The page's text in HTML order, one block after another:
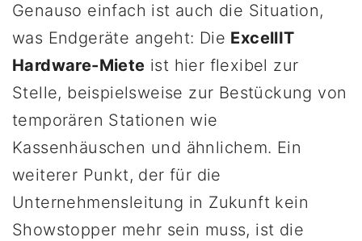
Genauso einfach ist auch die Situation,
was Endgeräte angeht: Die ExcellIT
Hardware-Miete ist hier flexibel zur
Stelle, beispielsweise zur Bestückung von
temporären Stationen wie
Kassenhäuschen und ähnlichem. Ein
weiterer Punkt, der für die
Unternehmensleitung in Zukunft kein
Showstopper mehr sein muss, ist die